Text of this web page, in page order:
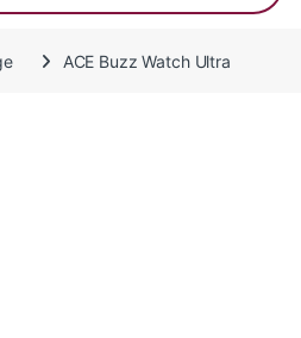
ACE Buzz Watch Ultra